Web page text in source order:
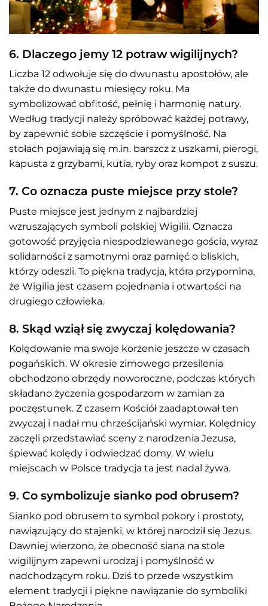
6. Dlaczego jemy 12 potraw wigilijnych?
Liczba 12 odwołuje się do dwunastu apostołów, ale
także do dwunastu miesięcy roku. Ma
symbolizować obfitość, pełnię i harmonię natury.
Według tradycji należy spróbować każdej potrawy,
by zapewnić sobie szczęście i pomyślność. Na
stołach pojawiają się m.in. barszcz z uszkami, pierogi,
kapusta z grzybami, kutia, ryby oraz kompot z suszu.
7. Co oznacza puste miejsce przy stole?
Puste miejsce jest jednym z najbardziej
wzruszających symboli polskiej Wigilii. Oznacza
gotowość przyjęcia niespodziewanego gościa, wyraz
solidarności z samotnymi oraz pamięć o bliskich,
którzy odeszli. To piękna tradycja, która przypomina,
że Wigilia jest czasem pojednania i otwartości na
drugiego człowieka.
8. Skąd wziął się zwyczaj kolędowania?
Kolędowanie ma swoje korzenie jeszcze w czasach
pogańskich. W okresie zimowego przesilenia
obchodzono obrzędy noworoczne, podczas których
składano życzenia gospodarzom w zamian za
poczęstunek. Z czasem Kościół zaadaptował ten
zwyczaj i nadał mu chrześcijański wymiar. Kolędnicy
zaczęli przedstawiać sceny z narodzenia Jezusa,
śpiewać kolędy i odwiedzać domy. W wielu
miejscach w Polsce tradycja ta jest nadal żywa.
9. Co symbolizuje sianko pod obrusem?
Sianko pod obrusem to symbol pokory i prostoty,
nawiązujący do stajenki, w której narodził się Jezus.
Dawniej wierzono, że obecność siana na stole
wigilijnym zapewni urodzaj i pomyślność w
nadchodzącym roku. Dziś to przede wszystkim
element tradycji i piękne nawiązanie do symboliki